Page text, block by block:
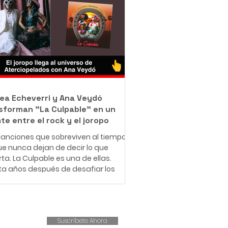
como barrendero en las calles de
con una misión que resume en
"Bendecido para bendecir".
muy pequeño, Leonardo entendió
significa enfrentar dificultades
Creció en una familia de
r
Echeverri y Ana Veydó
"La Culpable" en un
entre el rock y el joropo
que sobreviven al tiempo
nunca dejan de decir lo que
La Culpable es una de ellas.
años después de desafiar los
por la voz indómita de Ana
Suscríbete Ahora